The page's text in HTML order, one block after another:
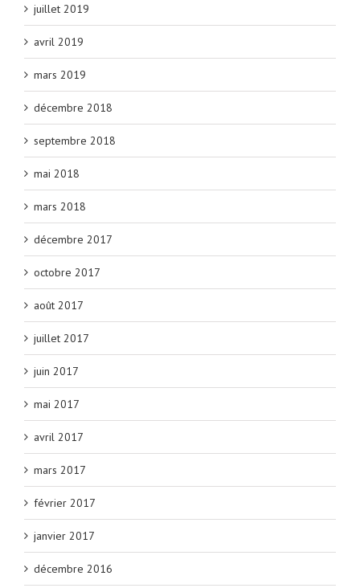
juillet 2019
avril 2019
mars 2019
décembre 2018
septembre 2018
mai 2018
mars 2018
décembre 2017
octobre 2017
août 2017
juillet 2017
juin 2017
mai 2017
avril 2017
mars 2017
février 2017
janvier 2017
décembre 2016